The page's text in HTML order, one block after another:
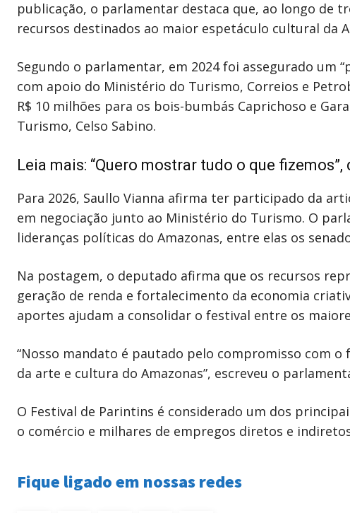
publicação, o parlamentar destaca que, ao longo de
recursos destinados ao maior espetáculo cultural da
Segundo o parlamentar, em 2024 foi assegurado um
com apoio do Ministério do Turismo, Correios e
R$ 10 milhões para os bois-bumbás Caprichoso e
Turismo, Celso Sabino.
Leia mais: “Quero mostrar tudo o que
Para 2026, Saullo Vianna afirma ter participado da
em negociação junto ao Ministério do Turismo. O
lideranças políticas do Amazonas, entre elas os
Na postagem, o deputado afirma que os recursos
geração de renda e fortalecimento da economia
aportes ajudam a consolidar o festival entre os
“Nosso mandato é pautado pelo compromisso com
da arte e cultura do Amazonas”, escreveu o
O Festival de Parintins é considerado um dos
o comércio e milhares de empregos diretos e
Fique ligado em nossas redes